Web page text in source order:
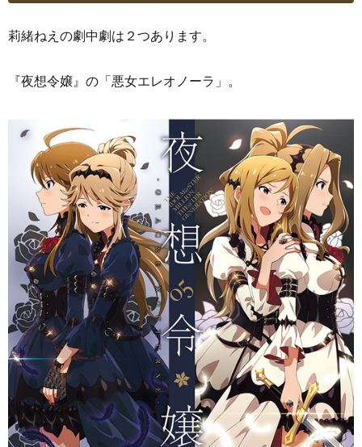
莉緒ねえの劇中劇は２つあります。
『夜想令嬢』の「悪女エレオノーラ」。